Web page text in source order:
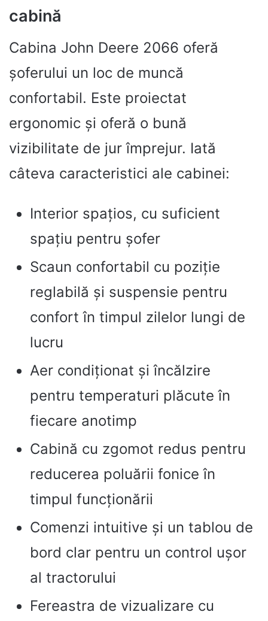
cabină
Cabina John Deere 2066 oferă
șoferului un loc de muncă
confortabil. Este proiectat
ergonomic și oferă o bună
vizibilitate de jur împrejur. Iată
câteva caracteristici ale cabinei:
Interior spațios, cu suficient
spațiu pentru șofer
Scaun confortabil cu poziție
reglabilă și suspensie pentru
confort în timpul zilelor lungi de
lucru
Aer condiționat și încălzire
pentru temperaturi plăcute în
fiecare anotimp
Cabină cu zgomot redus pentru
reducerea poluării fonice în
timpul funcționării
Comenzi intuitive și un tablou de
bord clar pentru un control ușor
al tractorului
Fereastra de vizualizare cu